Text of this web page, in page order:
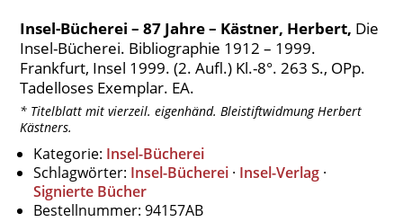
Newsletter
Über uns
Kontakt
Warenkorb
Versandkosten
AGB
Vertrag widerrufen
Insel-Bücherei – 87 Jahre – Kästner, Herbert, Die
Insel-Bücherei. Bibliographie 1912 – 1999.
Frankfurt, Insel 1999. (2. Aufl.) Kl.-8°. 263 S., OPp.
Tadelloses Exemplar. EA.
* Titelblatt mit vierzeil. eigenhänd. Bleistiftwidmung Herbert
Kästners.
Kategorie: Insel-Bücherei
Schlagwörter: Insel-Bücherei · Insel-Verlag ·
Signierte Bücher
Bestellnummer: 94157AB